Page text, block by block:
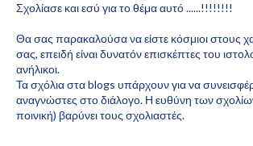
Σχολίασε και εσύ για το θέμα αυτό ......!!!!!!!!
Θα σας παρακαλούσα να είστε κόσμιοι στους
σας, επειδή είναι δυνατόν επισκέπτες του
ανήλικοι.
Τα σχόλια στα blogs υπάρχουν για να
αναγνώστες στο διάλογο. Η ευθύνη των
ποινική) βαρύνει τους σχολιαστές.